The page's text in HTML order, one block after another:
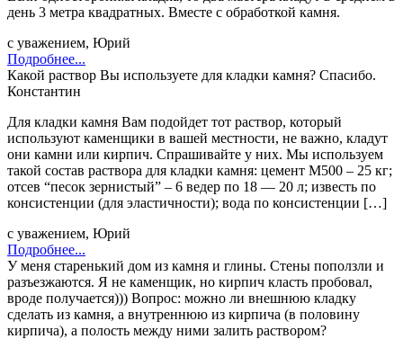
день 3 метра квадратных. Вместе с обработкой камня.
с уважением, Юрий
Подробнее...
Какой раствор Вы используете для кладки камня? Спасибо.
Константин
Для кладки камня Вам подойдет тот раствор, который
используют каменщики в вашей местности, не важно, кладут
они камни или кирпич. Спрашивайте у них. Мы используем
такой состав раствора для кладки камня: цемент М500 – 25 кг;
отсев “песок зернистый” – 6 ведер по 18 — 20 л; известь по
консистенции (для эластичности); вода по консистенции […]
с уважением, Юрий
Подробнее...
У меня старенький дом из камня и глины. Стены поползли и
разъезжаются. Я не каменщик, но кирпич класть пробовал,
вроде получается))) Вопрос: можно ли внешнюю кладку
сделать из камня, а внутреннюю из кирпича (в половину
кирпича), а полость между ними залить раствором?